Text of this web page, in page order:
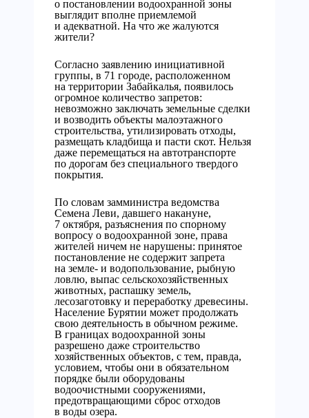
о постановлении водоохранной зоны
выглядит вполне приемлемой
и адекватной. На что же жалуются
жители?
Согласно заявлению инициативной
группы, в 71 городе, расположенном
на территории Забайкалья, появилось
огромное количество запретов:
невозможно заключать земельные сделки
и возводить объекты малоэтажного
строительства, утилизировать отходы,
размещать кладбища и пасти скот. Нельзя
даже перемещаться на автотранспорте
по дорогам без специального твердого
покрытия.
По словам замминистра ведомства
Семена Леви, давшего накануне,
7 октября, разъяснения по спорному
вопросу о водоохранной зоне, права
жителей ничем не нарушены: принятое
постановление не содержит запрета
на земле- и водопользование, рыбную
ловлю, выпас сельскохозяйственных
животных, распашку земель,
лесозаготовку и переработку древесины.
Население Бурятии может продолжать
свою деятельность в обычном режиме.
В границах водоохранной зоны
разрешено даже строительство
хозяйственных объектов, с тем, правда,
условием, чтобы они в обязательном
порядке были оборудованы
водоочистными сооружениями,
предотвращающими сброс отходов
в воды озера.